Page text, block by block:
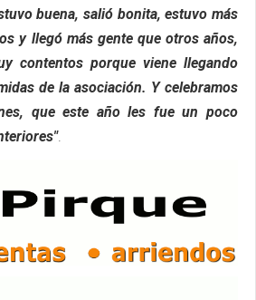
buena, salió bonita, estuvo más
y llegó más gente que otros años,
contentos porque viene llegando
de la asociación. Y celebramos
que este año les fue un poco
.